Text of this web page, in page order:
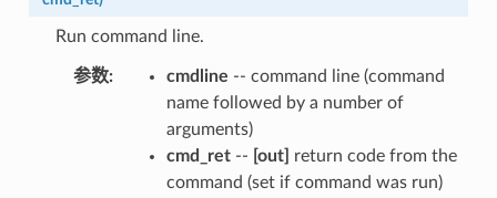
Run command line.
参数: cmdline -- command line (command
name followed by a number of
arguments)
cmd_ret-- [out]
return code from the
command (set if command was run)